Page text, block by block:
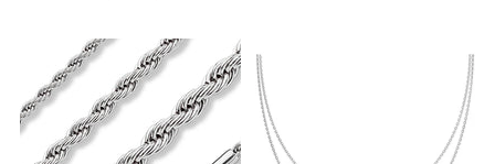
listino